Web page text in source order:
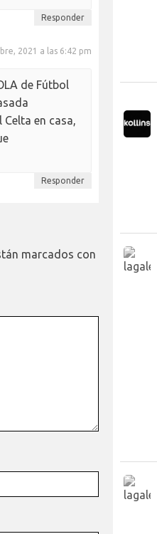
Responder
2021 a las 6:42 pm
de Fútbol
en casa,
Responder
marcados con